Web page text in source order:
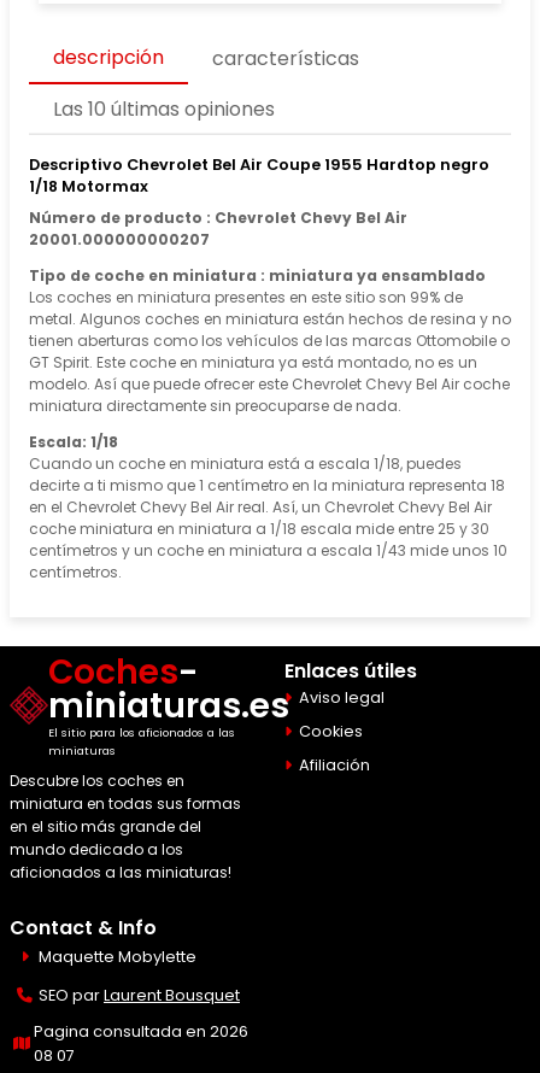
descripción
características
Las 10 últimas opiniones
Descriptivo Chevrolet Bel Air Coupe 1955 Hardtop negro
1/18 Motormax
Número de producto : Chevrolet Chevy Bel Air
20001.000000000207
Tipo de coche en miniatura : miniatura ya ensamblado
Los coches en miniatura presentes en este sitio son 99% de
metal. Algunos coches en miniatura están hechos de resina y no
tienen aberturas como los vehículos de las marcas Ottomobile o
GT Spirit. Este coche en miniatura ya está montado, no es un
modelo. Así que puede ofrecer este Chevrolet Chevy Bel Air coche
miniatura directamente sin preocuparse de nada.
Escala: 1/18
Cuando un coche en miniatura está a escala 1/18, puedes
decirte a ti mismo que 1 centímetro en la miniatura representa 18
en el Chevrolet Chevy Bel Air real. Así, un Chevrolet Chevy Bel Air
coche miniatura en miniatura a 1/18 escala mide entre 25 y 30
centímetros y un coche en miniatura a escala 1/43 mide unos 10
centímetros.
Coches-
miniaturas.es
El sitio para los aficionados a las
miniaturas
Descubre los coches en
miniatura en todas sus formas
en el sitio más grande del
mundo dedicado a los
aficionados a las miniaturas!
Enlaces útiles
Aviso legal
Cookies
Afiliación
Contact & Info
Maquette Mobylette
SEO parLaurent Bousquet
Pagina consultada en 2026
08 07